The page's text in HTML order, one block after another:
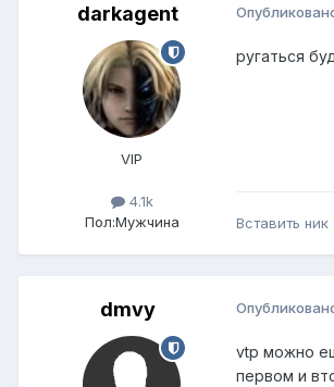
darkagent
VIP
4.1k
Пол:Мужчина
ругаться
Вставить ник
dmvy
vtp можно
первом и